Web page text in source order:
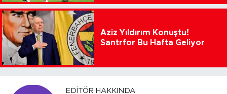
Aziz Yıldırım Konuştu!
Santrfor Bu Hafta Geliyor
EDITÖR HAKKINDA